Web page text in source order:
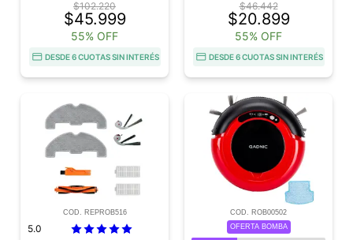
$102.220
$45.999
55% OFF
DESDE 6 CUOTAS SIN INTERÉS
$46.442
$20.899
55% OFF
DESDE 6 CUOTAS SIN INTERÉS
COD. REPROB516
5.0
COD. ROB00502
OFERTA BOMBA